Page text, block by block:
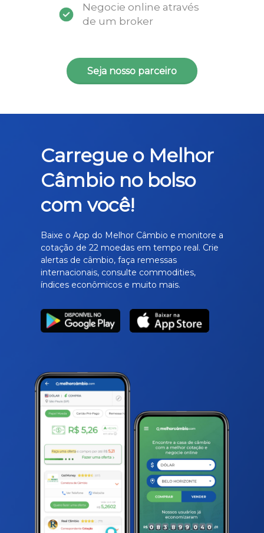
Negocie online através
de um broker
Seja nosso parceiro
Carregue o Melhor
Câmbio no bolso
com você!
Baixe o App do Melhor Câmbio e monitore a
cotação de 22 moedas em tempo real. Crie
alertas de câmbio, faça remessas
internacionais, consulte commodities,
índices econômicos e muito mais.